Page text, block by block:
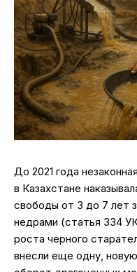
До 2021 года
в Казахстане
свободы от 3 до 7 лет
недрами (статья 334
роста черного
внесли еще одну,